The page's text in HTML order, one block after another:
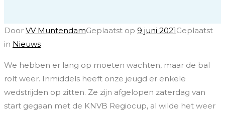
Door VV MuntendamGeplaatst op 9 juni 2021Geplaatst
in Nieuws
We hebben er lang op moeten wachten, maar de bal
rolt weer. Inmiddels heeft onze jeugd er enkele
wedstrijden op zitten. Ze zijn afgelopen zaterdag van
start gegaan met de KNVB Regiocup, al wilde het weer